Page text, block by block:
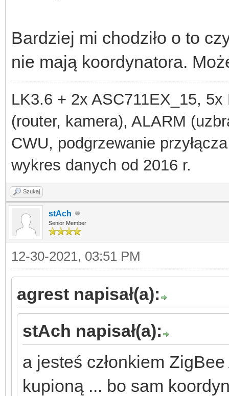
Bardziej mi chodziło o to
nie mają koordynatora.
LK3.6 + 2x ASC711EX_15,
(router, kamera), ALARM
CWU, podgrzewanie
wykres danych od 2016 r.
Szukaj
stAch
Senior Member
12-30-2021, 03:51 PM
agrest napisał(a):
stAch napisał(a):
a jesteś członkiem
kupioną ... bo sam